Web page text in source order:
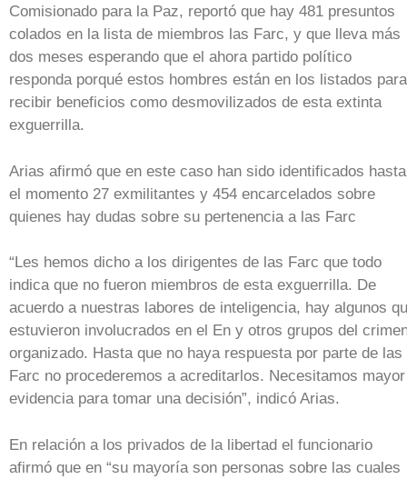
Comisionado para la Paz, reportó que hay 481 presuntos
colados en la lista de miembros las Farc, y que lleva más
dos meses esperando que el ahora partido político
responda porqué estos hombres están en los listados para
recibir beneficios como desmovilizados de esta extinta
exguerrilla.
Arias afirmó que en este caso han sido identificados hasta
el momento 27 exmilitantes y 454 encarcelados sobre
quienes hay dudas sobre su pertenencia a las Farc
“Les hemos dicho a los dirigentes de las Farc que todo
indica que no fueron miembros de esta exguerrilla. De
acuerdo a nuestras labores de inteligencia, hay algunos
estuvieron involucrados en el En y otros grupos del
organizado. Hasta que no haya respuesta por parte de las
Farc no procederemos a acreditarlos. Necesitamos mayor
evidencia para tomar una decisión”, indicó Arias.
En relación a los privados de la libertad el funcionario
afirmó que en “su mayoría son personas sobre las cuales